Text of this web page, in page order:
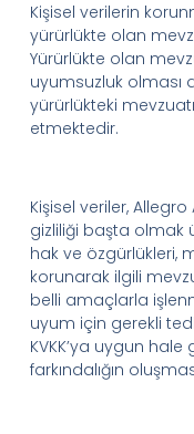
Kişisel verilerin
yürürlükte olan
Yürürlükte olan
uyumsuzluk olması
yürürlükteki
etmektedir.
Kişisel veriler, Allegro
gizliliği başta olmak
hak ve özgürlükleri,
korunarak ilgili
belli amaçlarla
uyum için gerekli
KVKK’ya uygun hale
farkındalığın